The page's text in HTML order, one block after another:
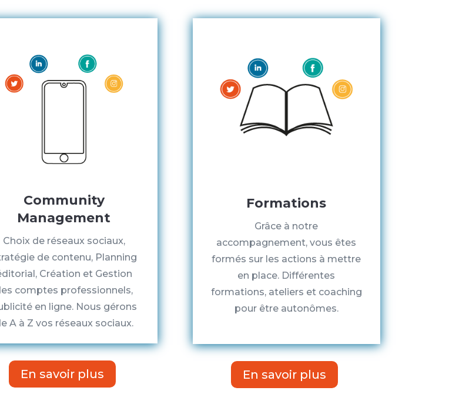
Community
Management
Choix de réseaux sociaux,
de contenu, Planning
Création et Gestion
comptes professionnels,
en ligne. Nous gérons
A à Z vos réseaux sociaux.
En savoir plus
Formations
Grâce à notre
accompagnement, vous êtes
formés sur les actions à mettre
en place. Différentes
formations, ateliers et coaching
pour être autonômes.
En savoir plus